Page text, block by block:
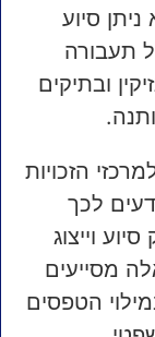
סיוע
תעבורה
ובתיקים
הזכויות
לכך
וייצוג
מסייעים
הטפסים